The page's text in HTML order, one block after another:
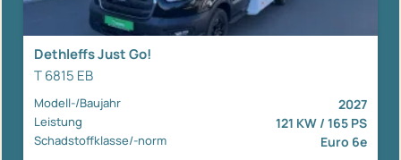
Dethleffs Just Go!
T 6815 EB
Modell-/Baujahr 2027
Leistung 121 KW / 165 PS
Schadstoffklasse/-norm Euro 6e